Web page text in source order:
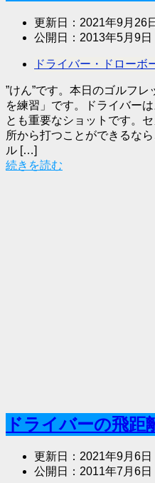
更新日： 2021年9月26日
公開日： 2013年5月9日
ドライバー・ドローボ
”けん”です。本日のゴルフ
を練習」です。ドライバー
とも重要なショットです。
所から打つことができるな
ル […]
続きを読む
ドライバーの飛距
更新日： 2021年9月6日
公開日： 2011年7月6日